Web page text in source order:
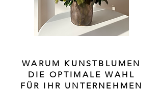
WARUM KUNSTBLUMEN
DIE OPTIMALE WAHL
FÜR IHR UNTERNEHMEN